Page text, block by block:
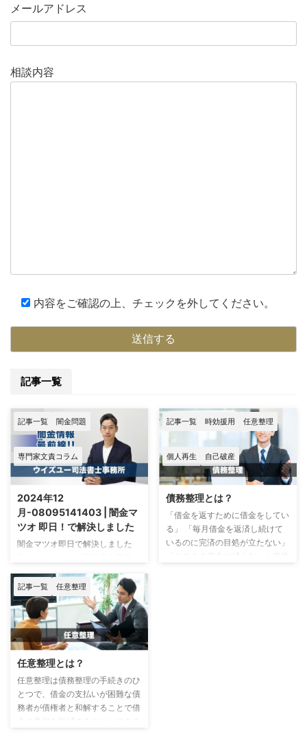
メールアドレス
相談内容
内容をご確認の上、チェックを外してください。
記事一覧
記事一覧 闇金問題
専門家文責コラム
2024年12
月-08095141403 | 闇金マ
ツオ 即日！で解決しました
闇金マツオ即日で解決しました
所 司法書士 奥野 正智 闇金マ
ツオ事情 2024年11月末になって
闇金マツオの件でお問い合わせが
増えています。 特徴として、取
り立ては電話を使ってしっかりと
動いてくる傾向があります。 マ
ツオへの支払いができず、何かし
らの対応をしなければあっという
間に被害が拡大します。 今回の
相談者Bさんが陥ってしまってい
たケースがそれにあたります。
記事一覧 時効援用 任意整理
個人再生 自己破産
債務整理とは？
「借金を返すために借金をしてい
る」 「毎月借金を返済し続けて
いるのに完済の目処が立たない」
記事一覧 任意整理
任意整理とは？
任意整理は債務整理の手続きのひ
とつで、借金の支払いが困難な債
務者が債権者と和解することで借